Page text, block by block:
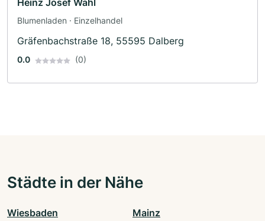
Heinz Josef Wahl
Blumenladen · Einzelhandel
Gräfenbachstraße 18, 55595 Dalberg
0.0 (0)
Städte in der Nähe
Wiesbaden Mainz